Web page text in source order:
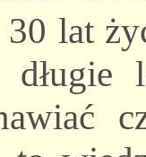
30 lat
długie